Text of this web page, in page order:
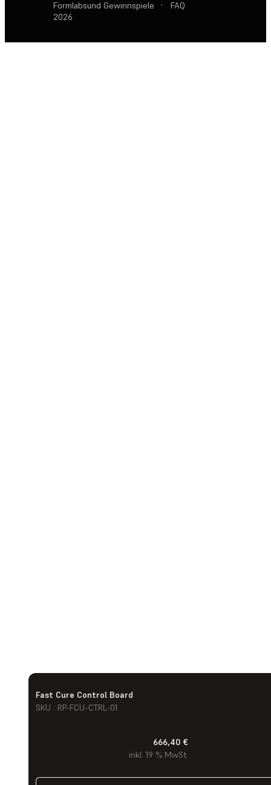
Fast Cure Control Board
SKU : RP-FCU-CTRL-01
666,40 €
inkl. 19 % MwSt.
Formlabs
2026
und Gewinnspiele
· FAQ